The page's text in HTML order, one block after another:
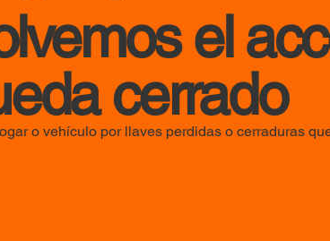
el
cerrado
o vehículo por llaves perdidas o cerraduras